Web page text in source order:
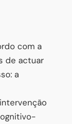
com a
de actuar
a